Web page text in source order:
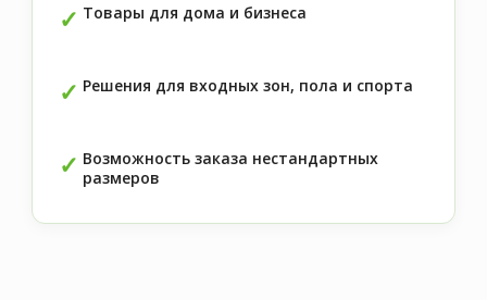
Товары для дома и бизнеса
Решения для входных зон, пола и спорта
Возможность заказа нестандартных
размеров